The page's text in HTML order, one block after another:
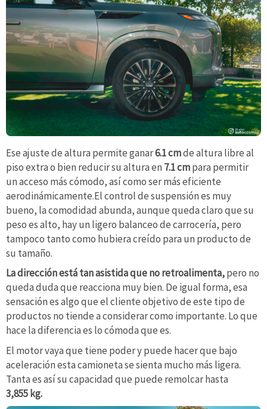
Ese ajuste de altura permite ganar6.1 cmde altura libre al
piso extra o bien reducir su altura en 7.1 cmpara permitir
un acceso más cómodo, así como ser más eficiente
aerodinámicamente.El control de suspensión es muy
bueno, la comodidad abunda, aunque queda claro que su
peso es alto, hay un ligero balanceo de carrocería, pero
tampoco tanto como hubiera creído para un producto de
su tamaño.
La dirección está tan asistida que no retroalimenta,pero no
queda duda que reacciona muy bien. De igual forma, esa
sensación es algo que el cliente objetivo de este tipo de
productos no tiende a considerar como importante. Lo que
hace la diferencia es lo cómoda que es.
El motor vaya que tiene poder y puede hacer que bajo
aceleración esta camioneta se sienta mucho más ligera.
Tanta es así su capacidad que puede remolcar hasta
3,855 kg.